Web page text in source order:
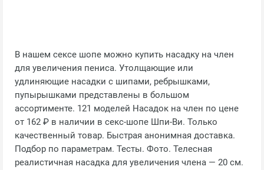
В нашем сексе шопе можно купить насадку на член
для увеличения пениса. Утолщающие или
удлиняющие насадки с шипами, ребрышками,
пупырышками представлены в большом
ассортименте. 121 моделей Насадок на член по цене
от 162 ₽ в наличии в секс-шопе Шпи-Ви. Только
качественный товар. Быстрая анонимная доставка.
Подбор по параметрам. Тесты. Фото. Телесная
реалистичная насадка для увеличения члена — 20 см.